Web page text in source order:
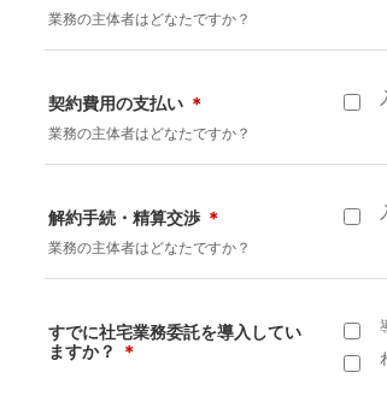
業務の主体者はどなたですか？
契約費用の支払い ＊
業務の主体者はどなたですか？
解約手続・精算交渉 ＊
業務の主体者はどなたですか？
すでに社宅業務委託を導入してい
ますか？
＊